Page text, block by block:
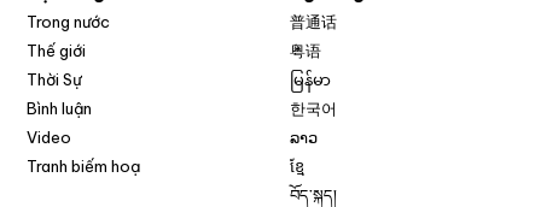
Trong nước
Thế giới
Thời Sự
Bình luận
Video
Tranh biếm hoạ
普通话
粤语
မြန်မာ
한국어
ລາວ
ខ្មែ
བོད་སྐད།